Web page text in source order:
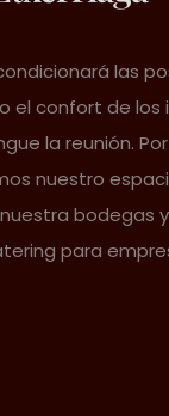
las
el confort de los
la reunión.
nuestro
bodegas
para